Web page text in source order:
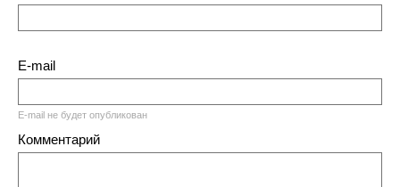
E-mail
E-mail не будет опубликован
Комментарий